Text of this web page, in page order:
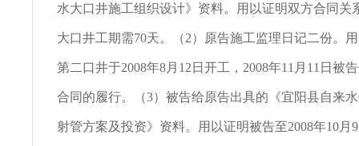
水大口井施工组织设计》资料。用以证明双方合同关
大口井工期需70天。（2）原告施工监理日记二份。
第二口井于2008年8月12日开工，2008年11月11日被
合同的履行。（3）被告给原告出具的《宜阳县自来
射管方案及投资》资料。用以证明被告至2008年10月